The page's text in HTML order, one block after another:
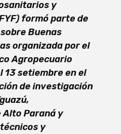
y
formó parte de
Buenas
organizada por el
Agropecuario
13 setiembre en el
de investigación
Paraná y
y